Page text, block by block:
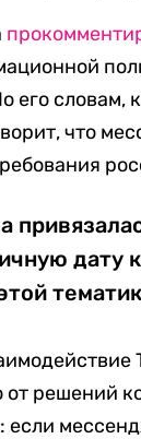
его словам,
что
дату
от решений